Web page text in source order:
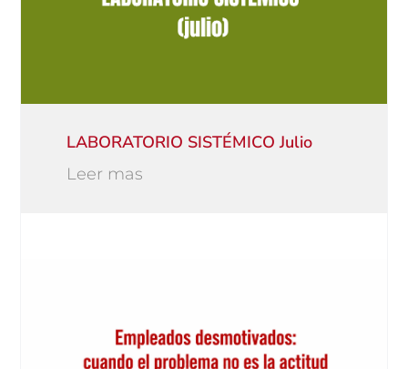
LABORATORIO SISTÉMICO Julio
Leer mas